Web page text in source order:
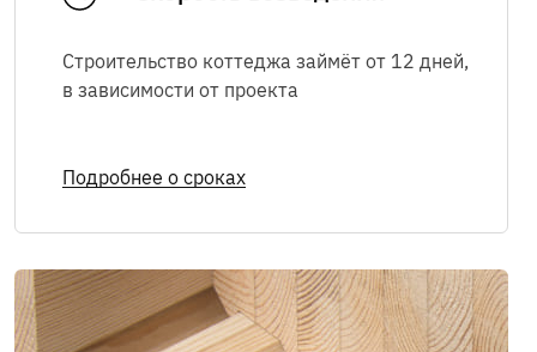
Я соглашаюсь сПолитикой в
обработку персональных данных
информационных сообщений
ОТПРАВИТЬ
Строительство коттеджа займёт от 12 дней,
в зависимости от проекта
Подробнее о сроках